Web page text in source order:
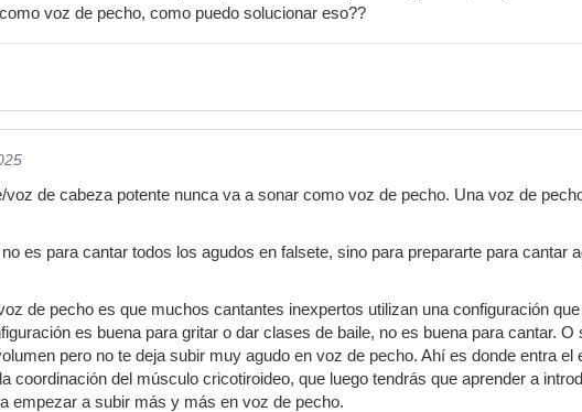
voz de pecho, como puedo solucionar eso??
voz de cabeza potente nunca va a sonar como voz de pecho. Una voz de
es para cantar todos los agudos en falsete, sino para prepararte para cantar
de pecho es que muchos cantantes inexpertos utilizan una configuración
es buena para gritar o dar clases de baile, no es buena para cantar. O
pero no te deja subir muy agudo en voz de pecho. Ahí es donde entra el
coordinación del músculo cricotiroideo, que luego tendrás que aprender a
empezar a subir más y más en voz de pecho.